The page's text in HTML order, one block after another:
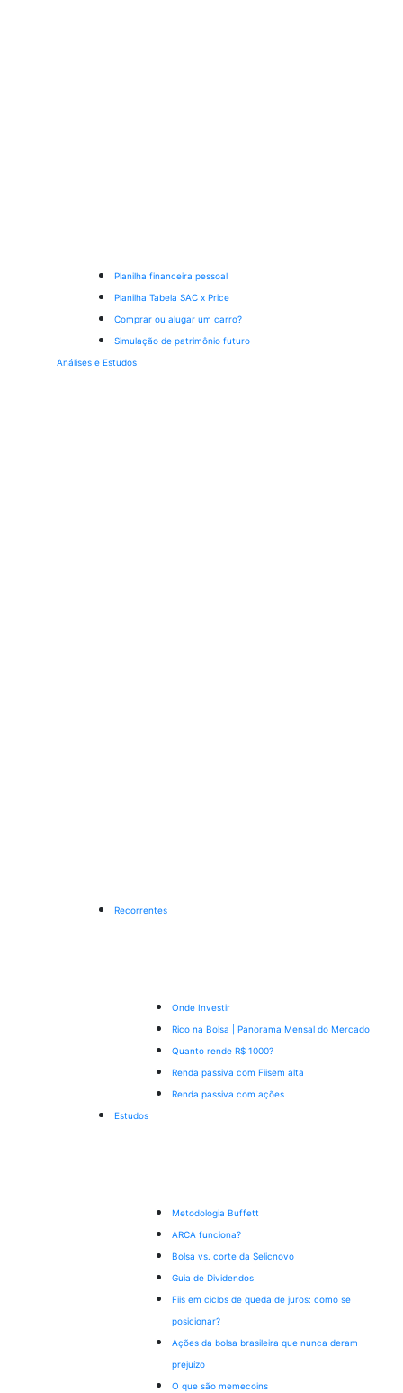
Planilha financeira pessoal
Planilha Tabela SAC x Price
Comprar ou alugar um carro?
Simulação de patrimônio futuro
Análises e Estudos
Recorrentes
Onde Investir
Rico na Bolsa | Panorama Mensal do Mercado
Quanto rende R$ 1000?
Renda passiva com Fiisem alta
Renda passiva com ações
Estudos
Metodologia Buffett
ARCA funciona?
Bolsa vs. corte da Selicnovo
Guia de Dividendos
Fiis em ciclos de queda de juros: como se
posicionar?
Ações da bolsa brasileira que nunca deram
prejuízo
O que são memecoins